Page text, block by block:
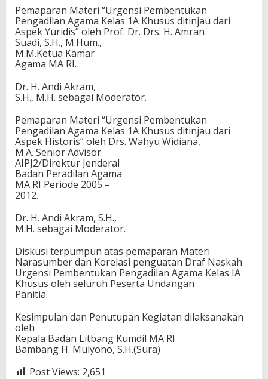
Pemaparan Materi “Urgensi Pembentukan
Pengadilan Agama Kelas 1A Khusus ditinjau dari
Aspek Yuridis” oleh Prof. Dr. Drs. H. Amran
Suadi, S.H., M.Hum.,
M.M.Ketua Kamar
Agama MA RI.
Dr. H. Andi Akram,
S.H., M.H. sebagai Moderator.
Pemaparan Materi “Urgensi Pembentukan
Pengadilan Agama Kelas 1A Khusus ditinjau dari
Aspek Historis” oleh Drs. Wahyu Widiana,
M.A. Senior Advisor
AIPJ2/Direktur Jenderal
Badan Peradilan Agama
MA RI Periode 2005 –
2012.
Dr. H. Andi Akram, S.H.,
M.H. sebagai Moderator.
Diskusi terpumpun atas pemaparan Materi
Narasumber dan Korelasi penguatan Draf Naskah
Urgensi Pembentukan Pengadilan Agama Kelas IA
Khusus oleh seluruh Peserta Undangan
Panitia.
Kesimpulan dan Penutupan Kegiatan dilaksanakan
oleh
Kepala Badan Litbang Kumdil MA RI
Bambang H. Mulyono, S.H.(Sura)
Post Views: 2,651